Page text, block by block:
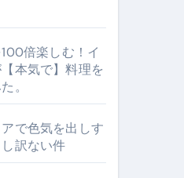
業風景】
倍楽しむ！イ
本気で】料理を
。
で色気を出しす
訳ない件